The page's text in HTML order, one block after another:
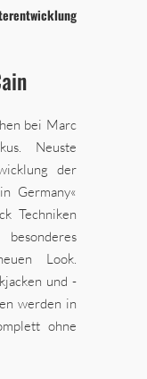
bei Marc
Neuste
der
Germany«
Techniken
Look.
und -
werden in
ohne